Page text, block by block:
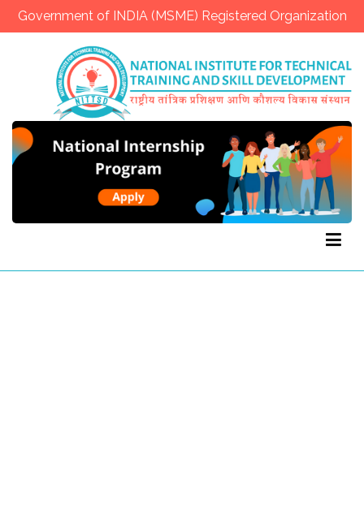
Government of INDIA (MSME) Registered Organization